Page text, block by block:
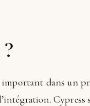
dans un
Cypress